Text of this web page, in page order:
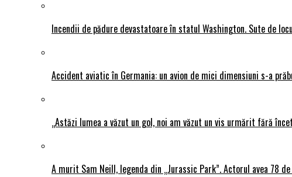
Incendii de pădure devastatoare în statul Washington. Sute de
Accident aviatic în Germania: un avion de mici dimensiuni s-a
„Astăzi lumea a văzut un gol, noi am văzut un vis urmărit fără
A murit Sam Neill, legenda din „Jurassic Park”. Actorul avea 78